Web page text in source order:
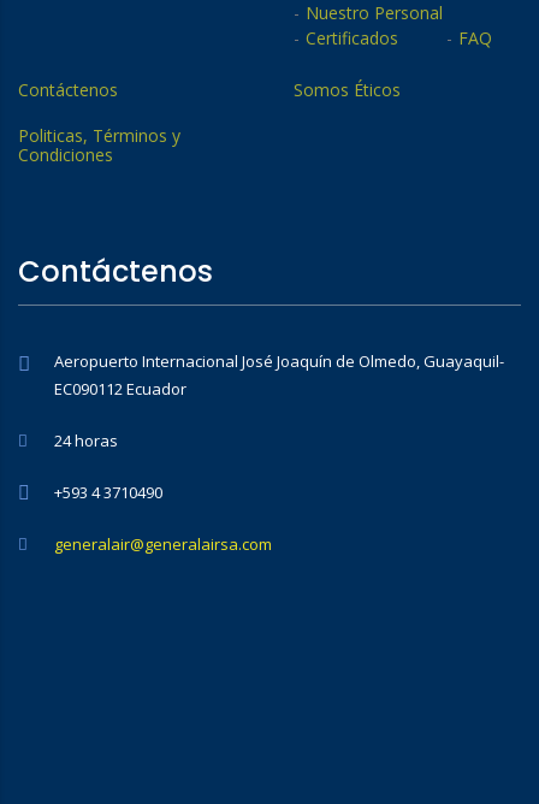
Nuestro Personal
Certificados
FAQ
Contáctenos
Somos Éticos
Politicas, Términos y
Condiciones
Contáctenos
Aeropuerto Internacional José Joaquín de Olmedo, Guayaquil-
EC090112 Ecuador
24 horas
+593 4 3710490
generalair@generalairsa.com